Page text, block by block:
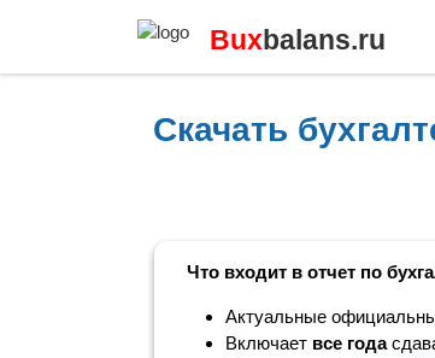
Buxbalans.ru
Скачать
Что входит в отчет по
Актуальные
Включает все года